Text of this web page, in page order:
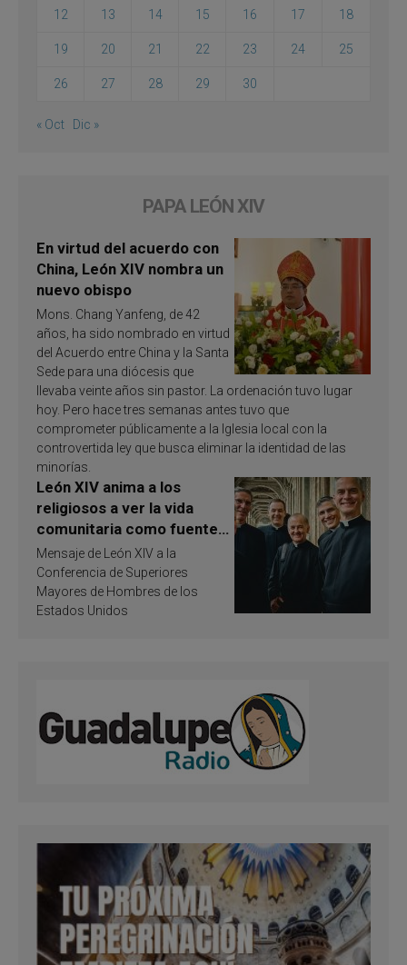
12 13 14 15 16 17 18
19 20 21 22 23 24 25
26 27 28 29 30
« Oct Dic »
PAPA LEÓN XIV
En virtud del acuerdo con
China, León XIV nombra un
nuevo obispo
Mons. Chang Yanfeng, de 42
años, ha sido nombrado en virtud
del Acuerdo entre China y la Santa
Sede para una diócesis que
llevaba veinte años sin pastor. La ordenación tuvo lugar
hoy. Pero hace tres semanas antes tuvo que
comprometer públicamente a la Iglesia local con la
controvertida ley que busca eliminar la identidad de las
minorías.
León XIV anima a los
religiosos a ver la vida
comunitaria como fuente
de inspiración y
santificación
Mensaje de León XIV a la
Conferencia de Superiores
Mayores de Hombres de los
Estados Unidos